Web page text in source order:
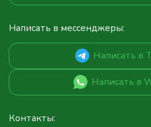
Написать в мессенджеры:
Написать в
Написать в
Контакты: